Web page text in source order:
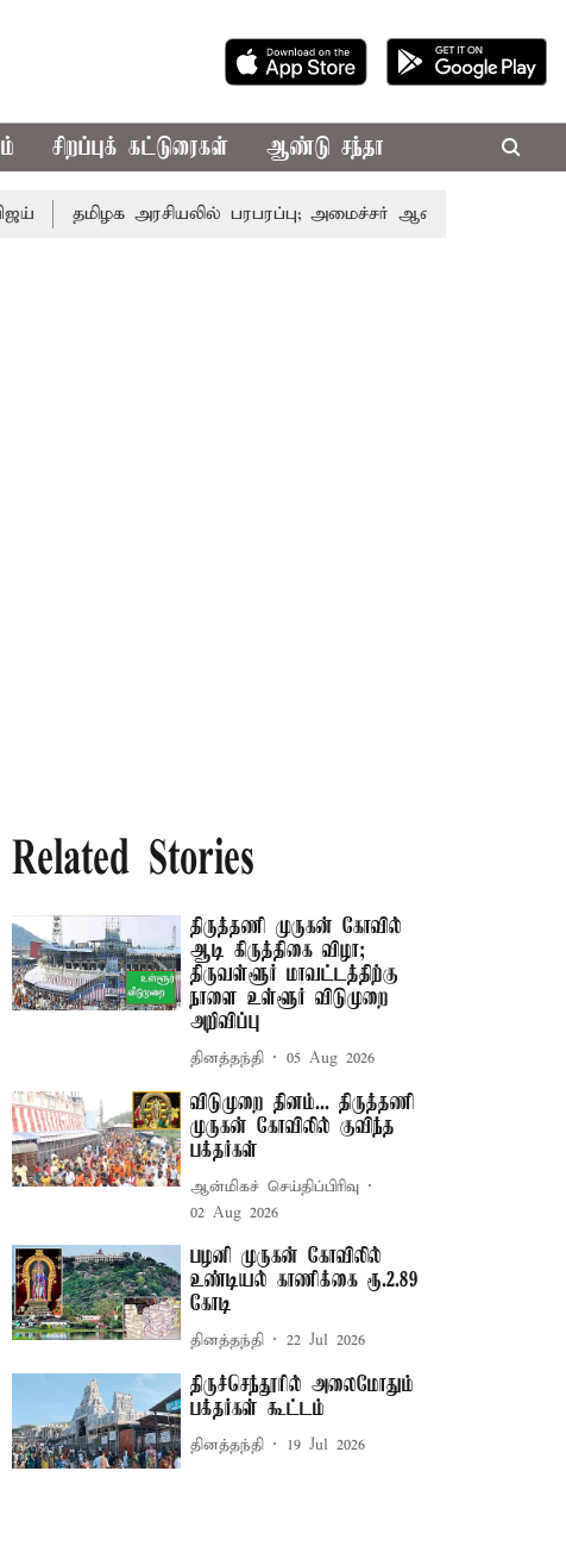
சிறப்புக் கட்டுரைகள் ஆண்டு சந்தா
தமிழக அரசியலில் பரபரப்பு; அமைச்சர் ஆனந்த் உடன் சி.வி.
Related Stories
திருத்தணி முருகன் கோவில்
ஆடி கிருத்திகை விழா;
திருவள்ளூர் மாவட்டத்திற்கு
நாளை உள்ளூர் விடுமுறை
அறிவிப்பு
தினத்தந்தி 05 Aug 2026
விடுமுறை தினம்... திருத்தணி
முருகன் கோவிலில் குவிந்த
பக்தர்கள்
ஆன்மிகச் செய்திப்பிரிவு
02 Aug 2026
பழனி முருகன் கோவிலில்
உண்டியல் காணிக்கை ரூ.2.89
கோடி
தினத்தந்தி 22 Jul 2026
திருச்செந்தூரில் அலைமோதும்
பக்தர்கள் கூட்டம்
தினத்தந்தி 19 Jul 2026